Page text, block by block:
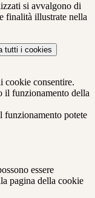
si avvalgono di
finalità illustrate nella
tutti i cookies
cookie consentire.
il funzionamento della
funzionamento potete
essere
pagina della cookie